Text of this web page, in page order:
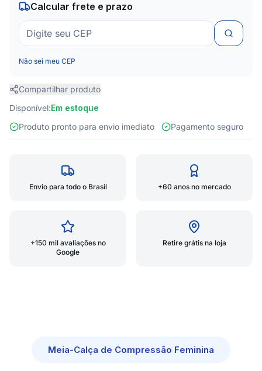
Calcular frete e prazo
Não sei meu CEP
Compartilhar produto
Disponível:Em estoque
Produto pronto para envio imediato
Pagamento seguro
Envio para todo o Brasil +60 anos no mercado
+150 mil avaliações no
Google
Retire grátis na loja
Meia-Calça de Compressão Feminina